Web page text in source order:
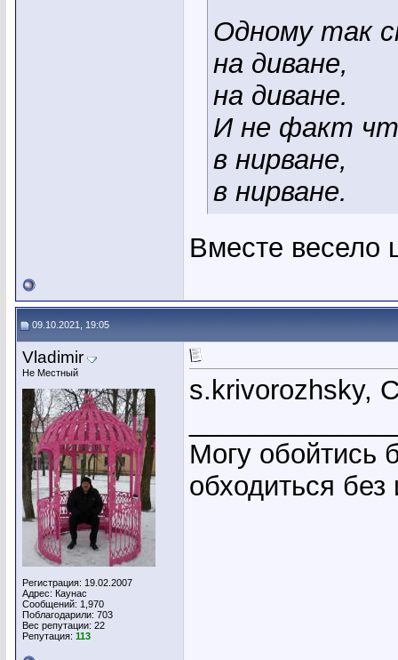
Одному так
на диване,
на диване.
И не факт
в нирване,
в нирване.
Вместе весело
09.10.2021, 19:05
Vladimir
Не Местный
Регистрация: 19.02.2007
Адрес: Каунас
Сообщений: 1,970
Поблагодарили: 703
Вес репутации: 22
Репутация: 113
s.krivorozhsky,
Могу обойтись
обходиться